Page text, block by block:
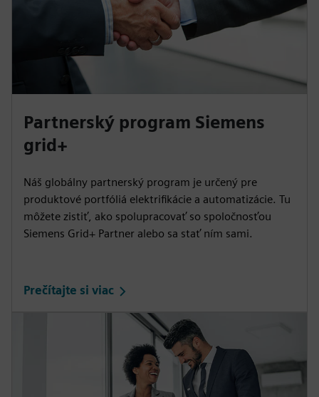
Partnerský program Siemens
grid+
Náš globálny partnerský program je určený pre
produktové portfóliá elektrifikácie a automatizácie. Tu
môžete zistiť, ako spolupracovať so spoločnosťou
Siemens Grid+ Partner alebo sa stať ním sami.
Prečítajte si viac